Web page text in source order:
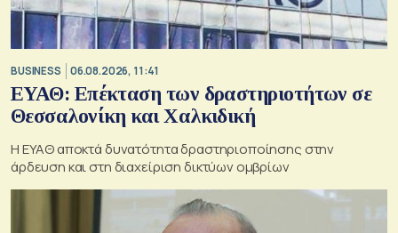
BUSINESS 06.08.2026, 11:41
ΕΥΑΘ: Επέκταση των δραστηριοτήτων σε
Θεσσαλονίκη και Χαλκιδική
Η ΕΥΑΘ αποκτά δυνατότητα δραστηριοποίησης στην
άρδευση και στη διαχείριση δικτύων ομβρίων